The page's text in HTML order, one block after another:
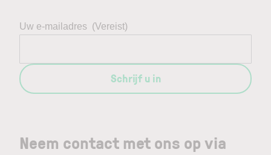
Neem contact met ons op via
Uw e-mailadres (Vereist)
Schrijf u in